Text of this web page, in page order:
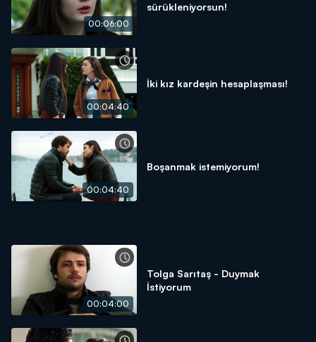
00:06:00
sürükleniyorsun!
00:04:40
İki kız kardeşin hesaplaşması!
00:04:40
Boşanmak istemiyorum!
00:04:00
Tolga Sarıtaş - Duymak
İstiyorum